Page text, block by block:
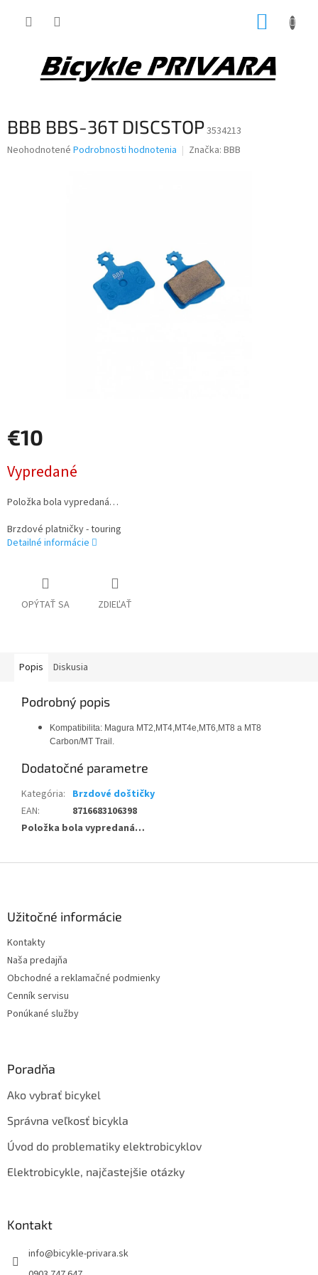
BBB BBS-36T DISCSTOP3534213
Priemerné
Neohodnotené Podrobnosti hodnotenia Značka: BBB
€10
cena:
Vypredané
Položka bola vypredaná…
Brzdové platničky - touring
Detailné informácie
OPÝTAŤ SA ZDIEĽAŤ
Popis Diskusia
Podrobný popis
Kompatibilita: Magura MT2,MT4,MT4e,MT6,MT8 a MT8
Carbon/MT Trail.
Dodatočné parametre
Kategória: Brzdové doštičky
EAN:
8716683106398
Položka bola vypredaná…
Užitočné informácie
Kontakty
Naša predajňa
Obchodné a reklamačné podmienky
Cenník servisu
Ponúkané služby
Poradňa
Ako vybrať bicykel
Správna veľkosť bicykla
Úvod do problematiky elektrobicyklov
Elektrobicykle, najčastejšie otázky
Kontakt
info@bicykle-privara.sk